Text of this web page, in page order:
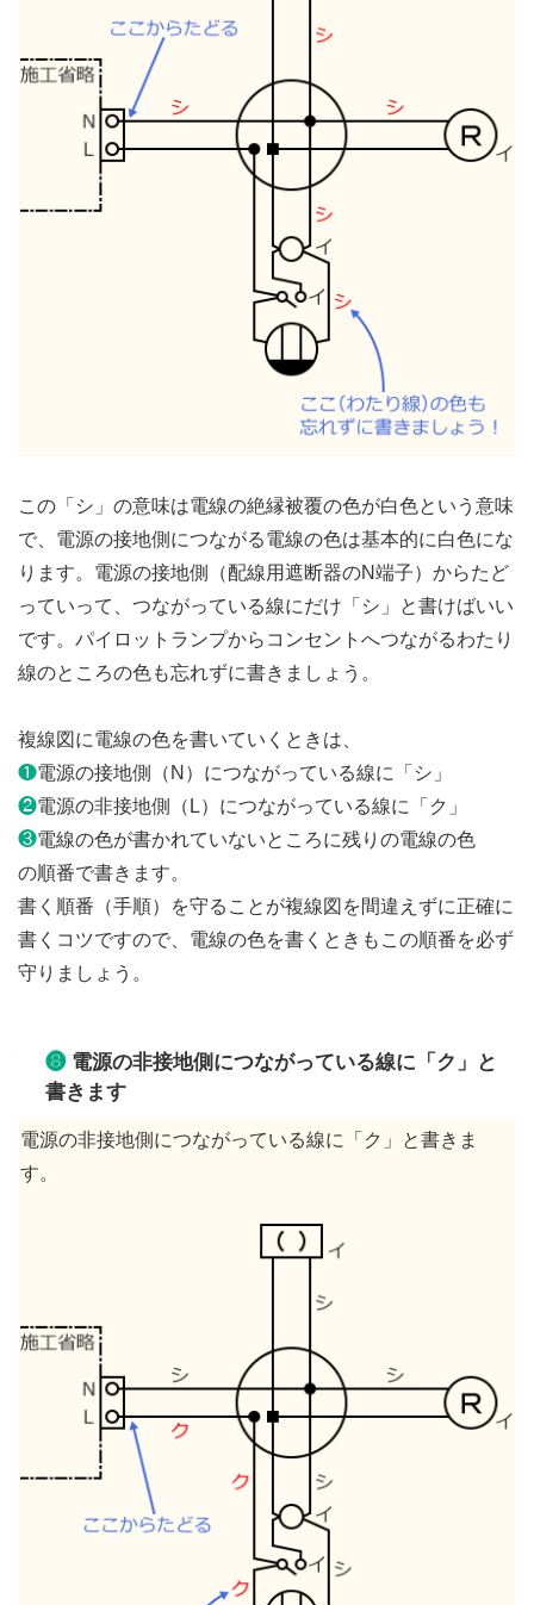
この「シ」の意味は電線の絶縁被覆の色が白色という意味
で、電源の接地側につながる電線の色は基本的に白色にな
ります。電源の接地側（配線用遮断器のN端子）からたど
っていって、つながっている線にだけ「シ」と書けばいい
です。パイロットランプからコンセントへつながるわたり
線のところの色も忘れずに書きましょう。
複線図に電線の色を書いていくときは、
❶電源の接地側（N）につながっている線に「シ」
❷電源の非接地側（L）につながっている線に「ク」
❸電線の色が書かれていないところに残りの電線の色
の順番で書きます。
書く順番（手順）を守ることが複線図を間違えずに正確に
書くコツですので、電線の色を書くときもこの順番を必ず
守りましょう。
❽電源の非接地側につながっている線に「ク」と
書きます
電源の非接地側につながっている線に「ク」と書きま
す。